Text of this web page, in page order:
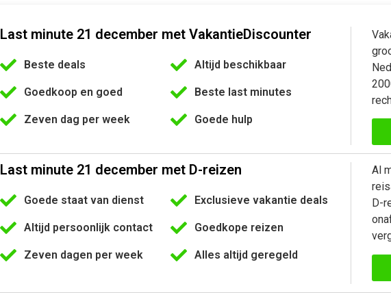
Last minute 21 december met VakantieDiscounter
Beste deals
Goedkoop en goed
Zeven dag per week
Altijd beschikbaar
Beste last minutes
Goede hulp
Last minute 21 december met D-reizen
Goede staat van dienst
Altijd persoonlijk contact
Zeven dagen per week
Exclusieve vakantie deals
Goedkope reizen
Alles altijd geregeld
Al
D-